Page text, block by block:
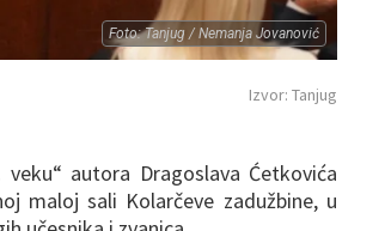
Foto: Tanjug / Nemanja Jovanović
Izvor: Tanjug
autora Dragoslava Ćetkovića
maloj sali Kolarčeve zadužbine, u